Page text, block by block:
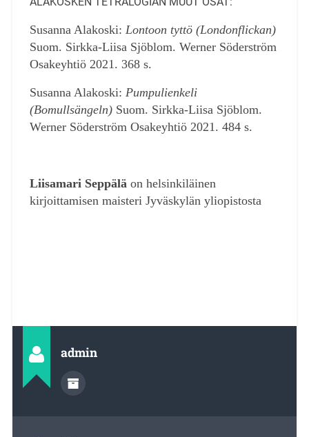
Susanna Alakoski: Lontoon tyttö (Londonflickan)
Suom. Sirkka-Liisa Sjöblom. Werner Söderström
Osakeyhtiö 2021. 368 s.
Susanna Alakoski: Pumpulienkeli
(Bomullsängeln) Suom. Sirkka-Liisa Sjöblom.
Werner Söderström Osakeyhtiö 2021. 484 s.
Liisamari Seppälä on helsinkiläinen
kirjoittamisen maisteri Jyväskylän yliopistosta
admin